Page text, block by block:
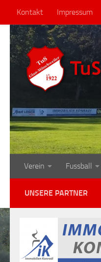
Zum Inhalt springen
Kontakt Impressum
Verein Fussball
UNSERE PARTNER